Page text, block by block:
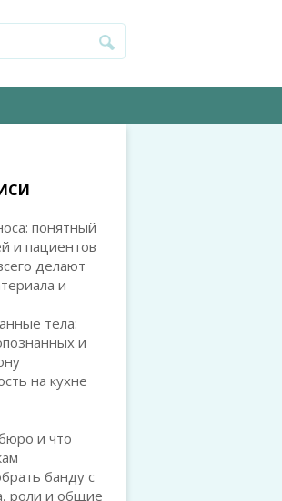
понятный
и пациентов
делают
и
тела:
и
на кухне
и что
банду с
роли и общие